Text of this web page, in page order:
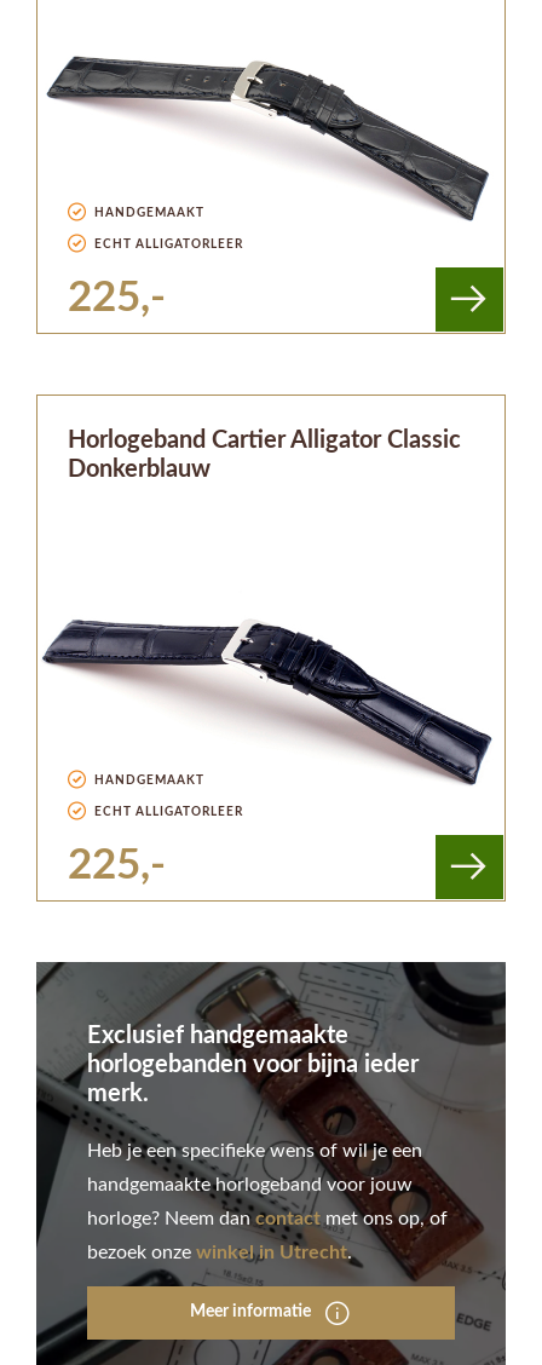
HANDGEMAAKT
ECHT ALLIGATORLEER
225,-
Horlogeband Cartier Alligator Classic
Donkerblauw
HANDGEMAAKT
ECHT ALLIGATORLEER
225,-
Exclusief handgemaakte
horlogebanden voor bijna ieder
merk.
Heb je een specifieke wens of wil je een
handgemaakte horlogeband voor jouw
horloge? Neem dancontact met ons op, of
bezoek onze winkel in Utrecht.
Meer informatie